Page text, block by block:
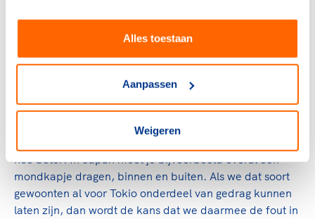
Alles toestaan
Aanpassen
Weigeren
De grootste uitdaging ligt volgens O’Reilly in het creëren
van bewustwording voor de maatregelen. ‘’De Spelen
Het zal nog meer focus, flexibiliteit en veerkracht vragen
om tot een topprestatie te komen. En wij gaan sporters
daar zo goed mogelijk bij helpen. Hoe eerder sporters
hoe beter. In Japan moet je bijvoorbeeld overal een
mondkapje dragen, binnen en buiten. Als we dat soort
gewoonten al voor Tokio onderdeel van gedrag kunnen
laten zijn, dan wordt de kans dat we daarmee de fout in